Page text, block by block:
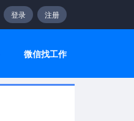
登录 注册
微信找工作